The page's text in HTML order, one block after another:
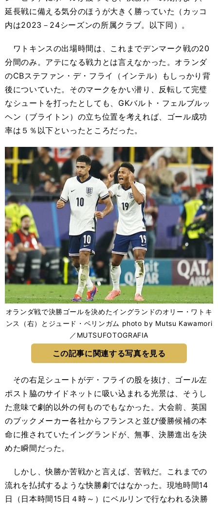
延長戦に備える気分のほうが大きく勝っていた（カッコ
内は2023－24シーズンの所属クラブ。以下同）。
ワトキンスの出場時間は、これまでデンマーク戦の20
分間のみ。アテになる戦力とは言えなかった。オランダ
のCBステファン・デ・フライ（インテル）もしっかり背
後についていた。そのマークをかい潜り、反転して完璧
なシュートを打ったとしても、GKバルト・フェルブルッ
ヘン（ブライトン）の立ち位置を考えれば、ゴール成功
率は５％以下といったところだった。
オランダ戦で決勝ゴールを決めたイングランドのオリー・ワトキ
ンス（右）とジュード・ベリンガム photo by Mutsu Kawamori
／MUTSUFOTOGRAFIA
この記事に関連する写真を見る
その右足シュートがデ・フライの股を抜け、ゴール左
ポスト脇のサイドネットに吸い込まれる光景は、そうし
た意味で劇的以外の何ものでもなかった。大会前、英国
のブックメーカー各社からフランスと並び優勝候補の本
命に推されていたイングランドが、無事、決勝進出を決
めた瞬間だった。
しかし、快勝か苦戦かと言えば、苦戦だ。これまでの
流れを払拭するような快勝劇ではなかった。現地時間14
日（日本時間15日４時～）にベルリンで行なわれる決勝